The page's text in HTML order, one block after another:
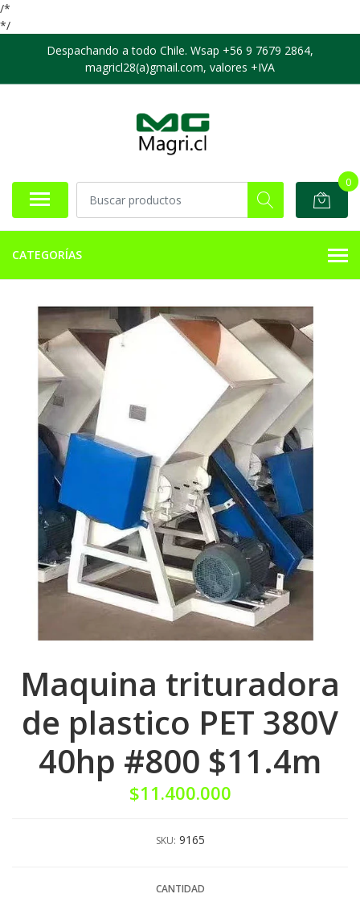
/*
*/
Despachando a todo Chile. Wsap +56 9 7679 2864,
magricl28(a)gmail.com, valores +IVA
0
CATEGORÍAS
Maquina trituradora
de plastico PET 380V
40hp #800 $11.4m
$11.400.000
SKU: 9165
CANTIDAD